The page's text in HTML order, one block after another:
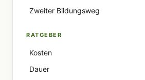
Zweiter Bildungsweg
RATGEBER
Kosten
Dauer